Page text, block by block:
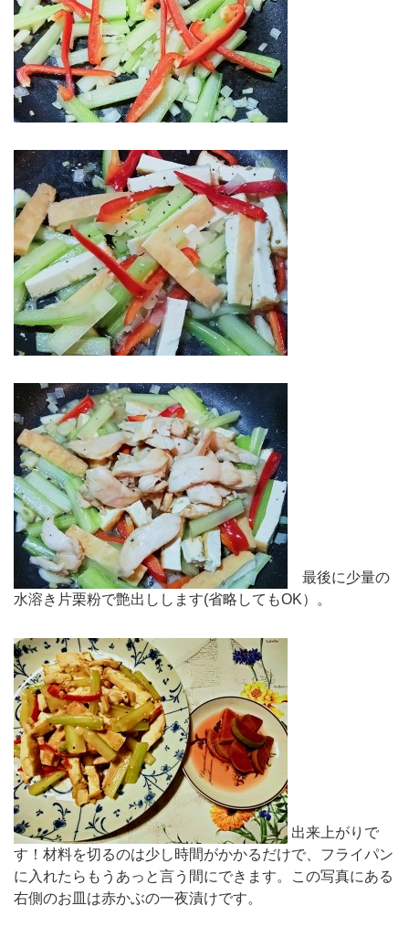
最後に少量の
水溶き片栗粉で艶出しします(省略してもOK）。
出来上がりで
す！材料を切るのは少し時間がかかるだけで、フライパン
に入れたらもうあっと言う間にできます。この写真にある
右側のお皿は赤かぶの一夜漬けです。